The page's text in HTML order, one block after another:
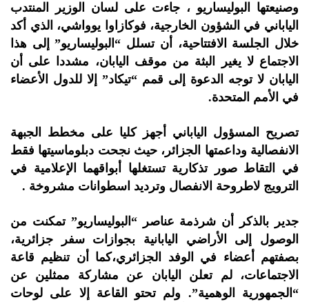
وصنيعتها البوليساريو ، جاءت على لسان الوزير المنتدب
الياباني في الشؤون الخارجية، فوكازاوا يوواشي، الذي أكد
خلال الجلسة الافتتاحية، أن تسلل “البوليساريو” إلى هذا
الاجتماع لا يغير البثة من موقف اليابان، مشددا على أن
اليابان لا توجه الدعوة إلى قمم “تيكاد” إلا للدول الأعضاء
في الأمم المتحدة.
تصريح المسؤول الياباني أجهز كليا على مخطط الجبهة
الانفصالية وداعمتها الجزائر، حيث نجحت دبلوماسيتها فقط
في التقاط صور تذكارية تستغلها أبواقهما الإعلامية في
الترويج لاطروحة الانفصال وترديد اسطوانات مشروخة .
جدير بالذكر أن شرذمة عناصر “البوليساريو” تمكنت من
الوصول إلى الأراضي اليابانية بجوازات سفر جزائرية،
بصفتهم أعضاء في الوفد الجزائري،كما أن تنظيم قاعة
الاجتماعات، لم تعلن اليابان عن مشاركة ممثلين عن
“الجمهورية الوهمية”. ولم تحتو القاعة إلا على لوحات